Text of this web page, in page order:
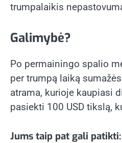
trumpalaikis
Galimybė?
Po permainingo spalio
per trumpą laiką
atrama, kurioje kaupiasi
pasiekti 100 USD tikslą,
Jums taip pat gali patikti: